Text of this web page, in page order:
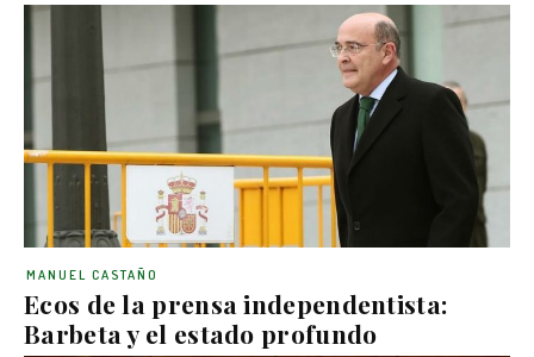
Ecos de la prensa independentista:
Barbeta y el estado profundo
MANUEL CASTAÑO